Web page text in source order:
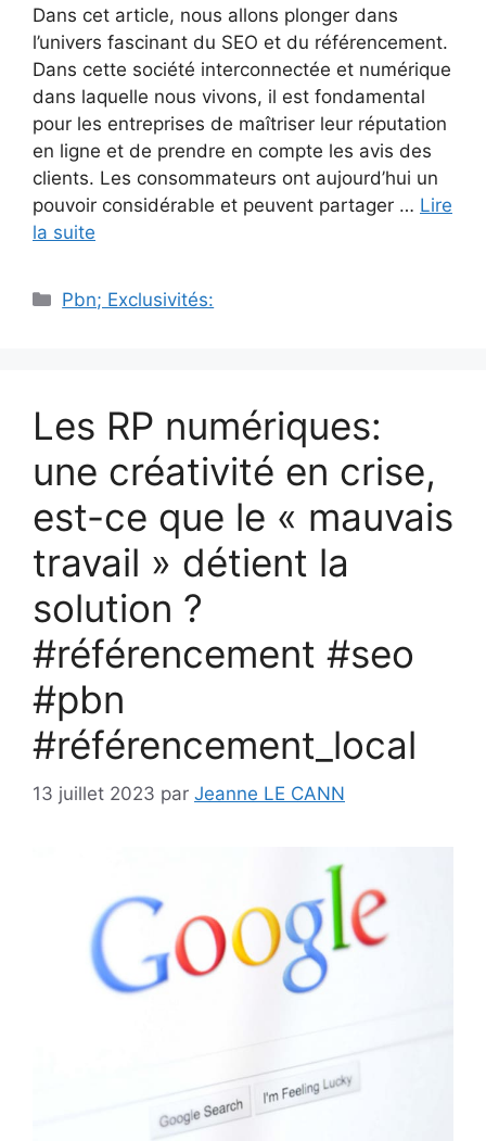
Dans cet article, nous allons plonger dans
l’univers fascinant du SEO et du référencement.
Dans cette société interconnectée et numérique
dans laquelle nous vivons, il est fondamental
pour les entreprises de maîtriser leur réputation
en ligne et de prendre en compte les avis des
clients. Les consommateurs ont aujourd’hui un
pouvoir considérable et peuvent partager … Lire
la suite
Catégories
Pbn; Exclusivités:
Les RP numériques:
une créativité en crise,
est-ce que le « mauvais
travail » détient la
solution ?
#référencement #seo
#pbn
#référencement_local
13 juillet 2023 par Jeanne LE CANN